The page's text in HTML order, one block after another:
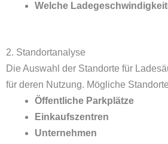
Welche
2. Standortanalyse
Die Auswahl der Standorte für
für deren Nutzung. Mögliche
Öffentliche Parkplätze
Einkaufszentren
Unternehmen